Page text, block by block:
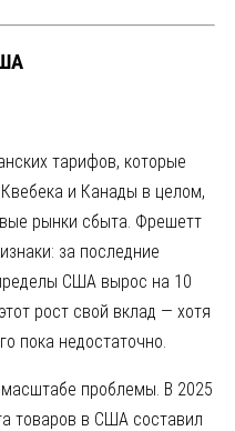
тарифов, которые
и Канады в целом,
рынки сбыта. Фрешетт
за последние
США вырос на 10
рост свой вклад — хотя
пока недостаточно.
проблемы. В 2025
товаров в США составил